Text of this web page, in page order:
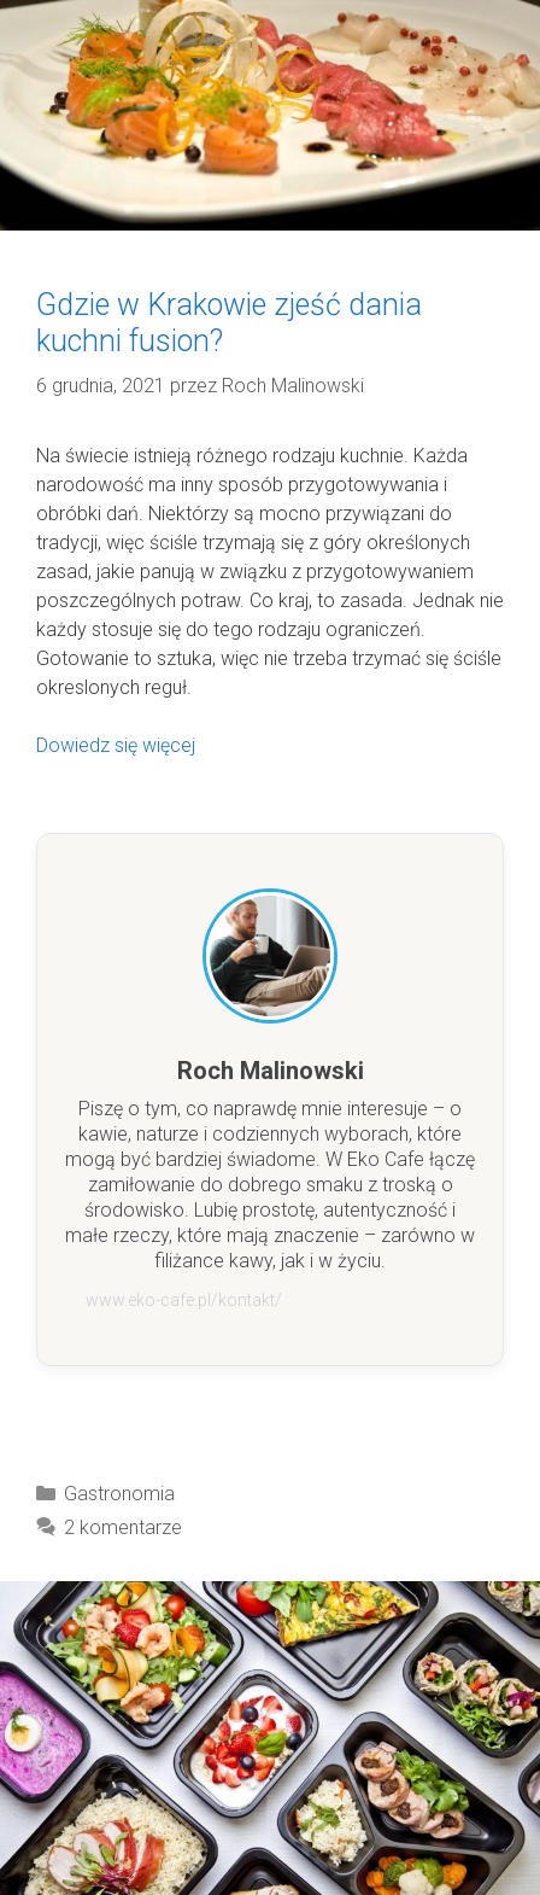
Gdzie w Krakowie zjeść dania
kuchni fusion?
6 grudnia, 2021 przez Roch Malinowski
Na świecie istnieją różnego rodzaju kuchnie. Każda
narodowość ma inny sposób przygotowywania i
obróbki dań. Niektórzy są mocno przywiązani do
tradycji, więc ściśle trzymają się z góry określonych
zasad, jakie panują w związku z przygotowywaniem
poszczególnych potraw. Co kraj, to zasada. Jednak nie
każdy stosuje się do tego rodzaju ograniczeń.
Gotowanie to sztuka, więc nie trzeba trzymać się ściśle
okreslonych reguł.
Dowiedz się więcej
Roch Malinowski
Piszę o tym, co naprawdę mnie interesuje – o
kawie, naturze i codziennych wyborach, które
mogą być bardziej świadome. W Eko Cafe łączę
zamiłowanie do dobrego smaku z troską o
środowisko. Lubię prostotę, autentyczność i
małe rzeczy, które mają znaczenie – zarówno w
filiżance kawy, jak i w życiu.
www.eko-cafe.pl/kontakt/
Kategorie
Gastronomia
2 komentarze